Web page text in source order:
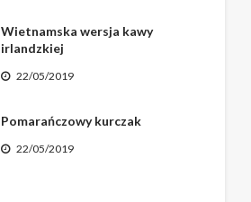
Wietnamska wersja kawy
irlandzkiej
22/05/2019
Pomarańczowy kurczak
22/05/2019